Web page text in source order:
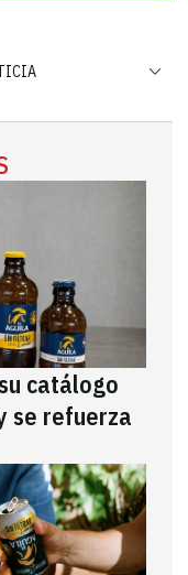
catálogo
se refuerza